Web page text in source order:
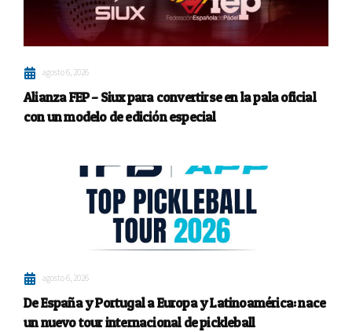
agosto 6, 2026
Alianza FEP – Siux para convertirse en la pala oficial
con un modelo de edición especial
agosto 6, 2026
De España y Portugal a Europa y Latinoamérica: nace
un nuevo tour internacional de pickleball